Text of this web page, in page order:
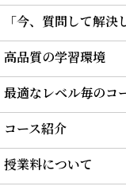
「今、質問して解
高品質の学習環境
最適なレベル毎のコ
コース紹介
授業料について